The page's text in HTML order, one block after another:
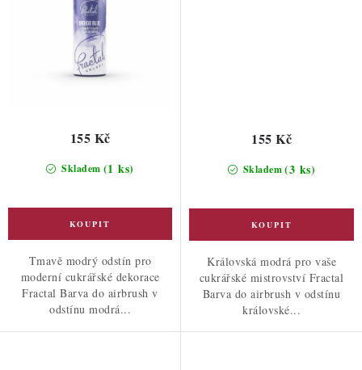
Skladem (1 ks)
155 Kč
Tmavě modrý odstín pro
moderní cukrářské dekorace
Fractal Barva do airbrush v
odstínu modrá...
Skladem(3 ks)
155 Kč
Královská modrá pro vaše
cukrářské mistrovství Fractal
Barva do airbrush v odstínu
královské...